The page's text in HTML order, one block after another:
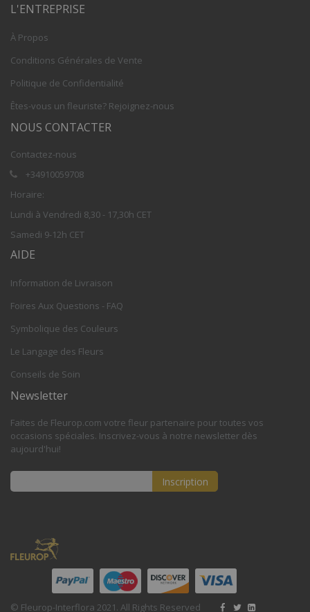
L'ENTREPRISE
À Propos
Conditions Générales de Vente
Politique de Confidentialité
Êtes-vous un fleuriste? Rejoignez-nous
NOUS CONTACTER
Contactez-nous
+34910059708
Horaire:
Lundi à Vendredi 8,30 - 17,30h CET
Samedi 9-12h CET
AIDE
Information de Livraison
Foires Aux Questions - FAQ
Symbolique des Couleurs
Le Langage des Fleurs
Conseils de Soin
Newsletter
Faites de Fleurop.com votre fleur partenaire pour toutes vos
occasions spéciales. Inscrivez-vous à notre newsletter dès
aujourd'hui!
lettre
d’information
Inscription
© Fleurop-Interflora 2021. All Rights Reserved